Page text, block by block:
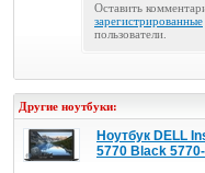
Оставить
зарегистрированные
пользователи.
Другие ноутбуки:
Ноутбук DELL
5770 Black